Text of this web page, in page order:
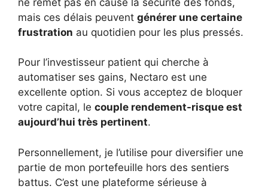
mais ces délais peuvent générer une certaine
frustration au quotidien pour les plus pressés.
Pour l’investisseur patient qui cherche à
automatiser ses gains, Nectaro est une
excellente option. Si vous acceptez de bloquer
votre capital, le couple rendement-risque est
aujourd’hui très pertinent.
Personnellement, je l’utilise pour diversifier une
partie de mon portefeuille hors des sentiers
battus. C’est une plateforme sérieuse à